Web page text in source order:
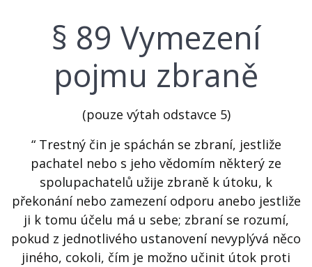
§ 89 Vymezení
pojmu zbraně
(pouze výtah odstavce 5)
“ Trestný čin je spáchán se zbraní, jestliže
pachatel nebo s jeho vědomím některý ze
spolupachatelů užije zbraně k útoku, k
překonání nebo zamezení odporu anebo jestliže
ji k tomu účelu má u sebe; zbraní se rozumí,
pokud z jednotlivého ustanovení nevyplývá něco
jiného, cokoli, čím je možno učinit útok proti